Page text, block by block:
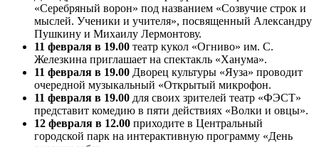
«Серебряный ворон» под названием «Созвучие строк и
мыслей. Ученики и учителя», посвященный Александру
Пушкину и Михаилу Лермонтову.
11 февраля в 19.00 театр кукол «Огниво» им. С.
Железкина приглашает на спектакль «Ханума».
11 февраля в 19.00 Дворец культуры «Яуза» проводит
очередной музыкальный «Открытый микрофон.
11 февраля в 19.00 для своих зрителей театр «ФЭСТ»
представит комедию в пяти действиях «Волки и овцы».
12 февраля в 12.00 приходите в Центральный
городской парк на интерактивную программу «День